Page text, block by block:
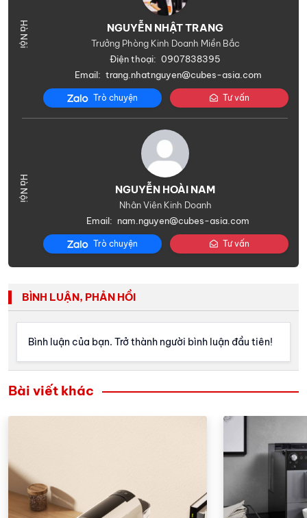
NGUYỄN NHẬT TRANG
Trưởng Phòng Kinh Doanh Miền Bắc
Điện thoại: 0907838395
Email: trang.nhatnguyen@cubes-asia.com
Trò chuyện Tư vấn
NGUYỄN HOÀI NAM
Nhân Viên Kinh Doanh
Email: nam.nguyen@cubes-asia.com
Trò chuyện Tư vấn
BÌNH LUẬN, PHẢN HỒI
Bình luận của bạn. Trở thành người bình luận đầu tiên!
Bài viết khác